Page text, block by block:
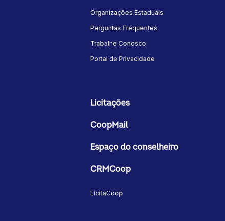
Organizações Estaduais
Perguntas Frequentes
Trabalhe Conosco
Portal de Privacidade
Licitações
CoopMail
Espaço do conselheiro
CRMCoop
LicitaCoop